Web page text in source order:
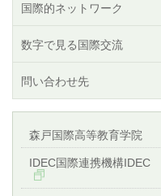
国際的ネットワーク
数字で見る国際交流
問い合わせ先
森戸国際高等教育学院
IDEC国際連携機構IDEC